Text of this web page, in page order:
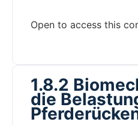
Open to access this
1.8.2
die